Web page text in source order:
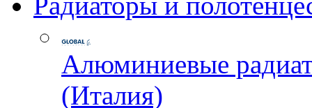
Алюминиевые
(Италия)